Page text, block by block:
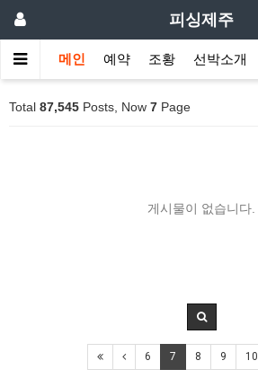
피싱제주
메인 예약 조황 선박소개
Total 87,545 Posts, Now 7 Page
게시물이 없습니다.
6 7 8 9 10